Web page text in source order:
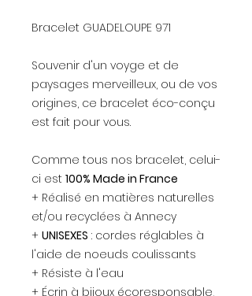
Bracelet GUADELOUPE 971
Souvenir d'un voyge et de
paysages merveilleux, ou de vos
origines, ce bracelet éco-conçu
est fait pour vous.
Comme tous nos bracelet, celui-
ci est 100% Made in France
+ Réalisé en matières naturelles
et/ou recyclées à Annecy
+ UNISEXES : cordes réglables à
l'aide de noeuds coulissants
+ Résiste à l'eau
+ Écrin à bijoux écoresponsable,